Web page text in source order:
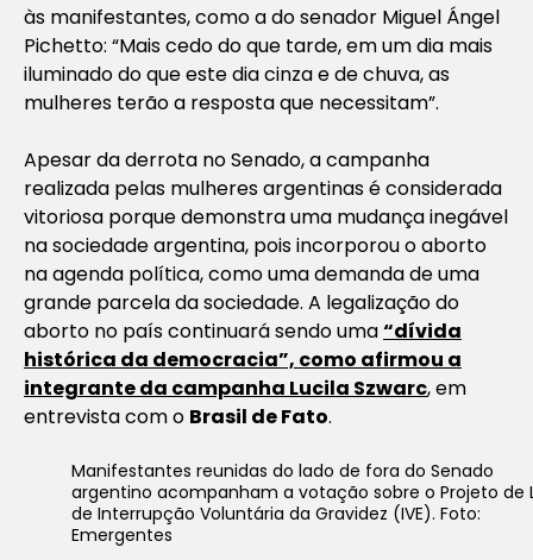
às manifestantes, como a do senador Miguel Ángel
Pichetto: “Mais cedo do que tarde, em um dia mais
iluminado do que este dia cinza e de chuva, as
mulheres terão a resposta que necessitam”.
Apesar da derrota no Senado, a campanha
realizada pelas mulheres argentinas é considerada
vitoriosa porque demonstra uma mudança inegável
na sociedade argentina, pois incorporou o aborto
na agenda política, como uma demanda de uma
grande parcela da sociedade. A legalização do
aborto no país continuará sendo uma“dívida
histórica da democracia”, como afirmou a
integrante da campanha Lucila Szwarc, em
entrevista com o Brasil de Fato.
Manifestantes reunidas do lado de fora do Senado
argentino acompanham a votação sobre o Projeto de
de Interrupção Voluntária da Gravidez (IVE). Foto:
Emergentes